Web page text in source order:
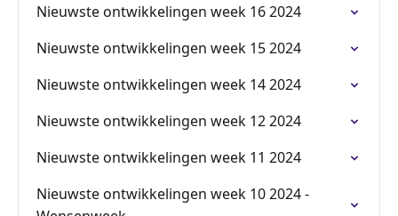
Nieuwste ontwikkelingen week 16 2024
Nieuwste ontwikkelingen week 15 2024
Nieuwste ontwikkelingen week 14 2024
Nieuwste ontwikkelingen week 12 2024
Nieuwste ontwikkelingen week 11 2024
Nieuwste ontwikkelingen week 10 2024 -